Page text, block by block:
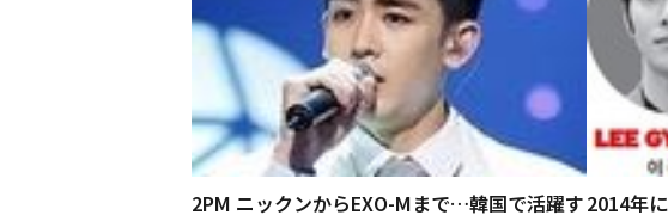
2PM ニックンからEXO-Mまで…韓国で活躍す2014年